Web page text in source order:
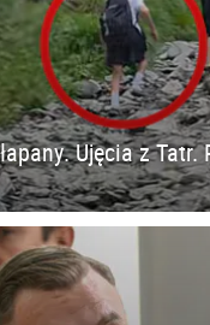
Ujęcia z